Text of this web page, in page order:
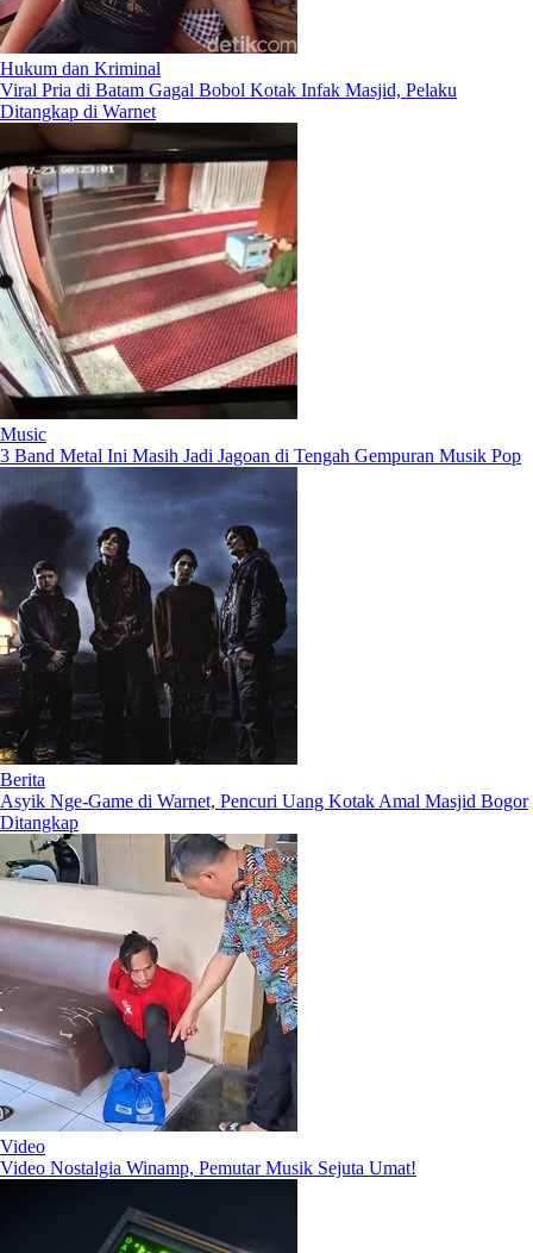
Hukum dan Kriminal
Viral Pria di Batam Gagal Bobol Kotak Infak Masjid, Pelaku
Ditangkap di Warnet
Music
3 Band Metal Ini Masih Jadi Jagoan di Tengah Gempuran Musik Pop
Berita
Asyik Nge-Game di Warnet, Pencuri Uang Kotak Amal Masjid Bogor
Ditangkap
Video
Video Nostalgia Winamp, Pemutar Musik Sejuta Umat!